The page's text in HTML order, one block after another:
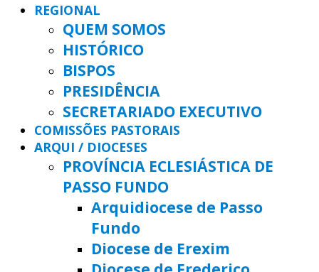
REGIONAL
QUEM SOMOS
HISTÓRICO
BISPOS
PRESIDÊNCIA
SECRETARIADO EXECUTIVO
COMISSÕES PASTORAIS
ARQUI / DIOCESES
PROVÍNCIA ECLESIÁSTICA DE
PASSO FUNDO
Arquidiocese de Passo
Fundo
Diocese de Erexim